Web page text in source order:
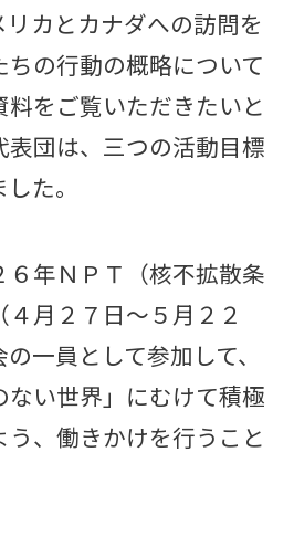
カとカナダへの訪問を
の行動の概略について
をご覧いただきたいと
表団は、三つの活動目標
た。
年ＮＰＴ（核不拡散条
月２７日～５月２２
一員として参加して、
い世界」にむけて積極
、働きかけを行うこと